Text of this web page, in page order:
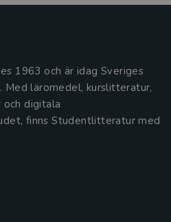
1963 och är idag Sveriges
läromedel, kurslitteratur,
digitala
finns Studentlitteratur med